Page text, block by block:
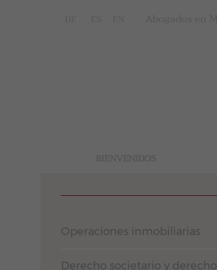
Operaciones inmobiliarias
Derecho societario y derecho